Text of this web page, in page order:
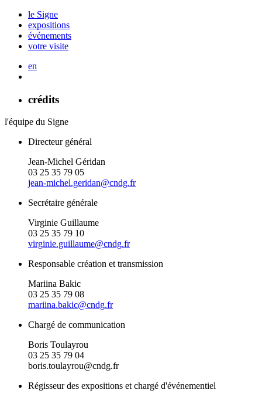
le Signe
expositions
événements
votre visite
en
crédits
l'équipe du Signe
Directeur général
Jean-Michel Géridan
03 25 35 79 05
jean-michel.geridan@cndg.fr
Secrétaire générale
Virginie Guillaume
03 25 35 79 10
virginie.guillaume@cndg.fr
Responsable création et transmission
Mariina Bakic
03 25 35 79 08
mariina.bakic@cndg.fr
Chargé de communication
Boris Toulayrou
03 25 35 79 04
boris.toulayrou@cndg.fr
Régisseur des expositions et chargé d'événementiel